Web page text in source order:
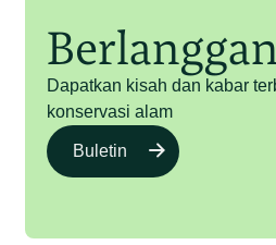
Dapatkan kisah dan kabar
konservasi alam
Buletin